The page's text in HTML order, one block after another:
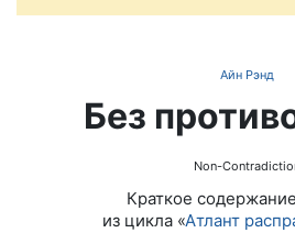
Айн Рэнд
Без
Non-
Краткое
из цикла «Атлант